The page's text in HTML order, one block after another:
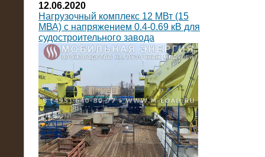
12.06.2020
Нагрузочный комплекс 12 МВт (15
МВА) с напряжением 0.4-0.69 кВ для
судостроительного завода